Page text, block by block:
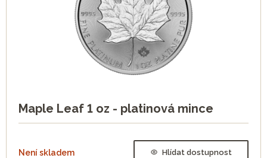
Maple Leaf 1 oz - platinová mince
Není skladem Hlídat dostupnost